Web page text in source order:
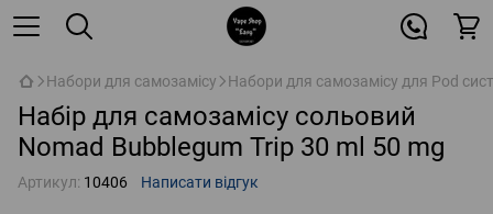
Набори для самозамісу Набори для самозамісу для Pod
Набір для самозамісу сольовий
Nomad Bubblegum Trip 30 ml 50 mg
Артикул: 10406 Написати відгук